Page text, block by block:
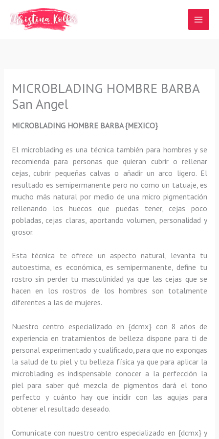
contenido
MICROBLADING HOMBRE BARBA
San Angel
MICROBLADING HOMBRE BARBA {MEXICO}
El microblading es una técnica también para hombres y se
recomienda para personas que quieran cubrir o rellenar
cejas, cubrir pequeñas calvas o añadir un arco ligero.El
resultado es semipermanente pero no como un tatuaje, es
mucho más natural por medio de una micro pigmentación
rellenando los huecos que puedas tener, cejas poco
pobladas, cejas claras, aportando volumen, personalidad y
grosor.
Esta técnica te ofrece un aspecto natural, levanta tu
autoestima, es económica, es semipermanente, define tu
rostro sin perder tu masculinidad ya que las cejas que se
hacen en los rostros de los hombres son totalmente
diferentes a las de mujeres.
Nuestro centro especializado en {dcmx} con 8 años de
experiencia en tratamientos de belleza dispone para ti de
personal experimentado y cualificado, para que no expongas
la salud de tu piel y tu belleza física ya que para aplicar la
microblading es indispensable conocer a la perfección la
piel para saber qué mezcla de pigmentos dará el tono
perfecto y cuánto hay que incidir con las agujas para
obtener el resultado deseado.
Comunícate con nuestro centro especializado en {dcmx} y